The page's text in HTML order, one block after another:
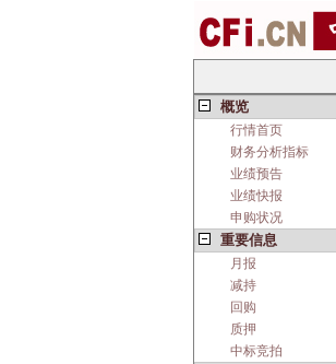
概览
行情首页
财务分析指标
业绩预告
业绩快报
申购状况
重要信息
月报
减持
回购
质押
中标竞拍